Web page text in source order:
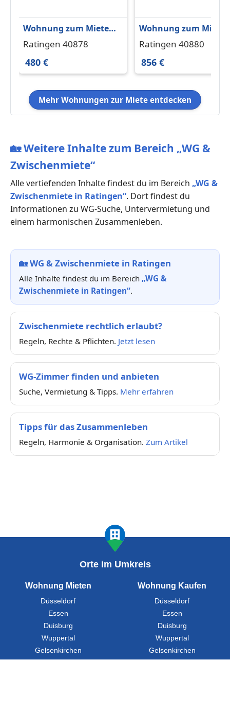
Wohnung zum Mieten
in Ratingen 480 € 52 m²
Ratingen 40878
480 €
Wohnung zum Mieten
in Ratingen 856 € 79
Ratingen 40880
856 €
Mehr Wohnungen zur Miete entdecken
🏡Weitere Inhalte zum Bereich „WG &
Zwischenmiete“
Alle vertiefenden Inhalte findest du im Bereich „WG &
Zwischenmiete in Ratingen“. Dort findest du
Informationen zu WG-Suche, Untervermietung und
einem harmonischen Zusammenleben.
🏡WG & Zwischenmiete in Ratingen
Alle Inhalte findest du im Bereich „WG &
Zwischenmiete in Ratingen“.
Zwischenmiete rechtlich erlaubt?
Regeln, Rechte & Pflichten. Jetzt lesen
WG-Zimmer finden und anbieten
Suche, Vermietung & Tipps. Mehr erfahren
Tipps für das Zusammenleben
Regeln, Harmonie & Organisation. Zum Artikel
Orte im Umkreis
Wohnung Mieten
Düsseldorf
Essen
Duisburg
Wuppertal
Gelsenkirchen
Wohnung Kaufen
Düsseldorf
Essen
Duisburg
Wuppertal
Gelsenkirchen